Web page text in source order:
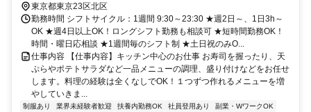
東京都東京23区北区
勤務時間 シフトサイクル：1週間 9:30～23:30 ★週2日～、1日3h～
OK ★週4日以上OK！ロングシフト勤務も相談可 ★短時間勤務OK！
時間・曜日応相談 ★1週間毎のシフト制 ★土日祝のみO...
仕事内容 【仕事内容】キッチン中心のお仕事 お寿司を握ったり、天
ぷらやポテトサラダなど一品メニューの調理、盛り付けなどをお任せ
します。料理の経験は全くなしでOK！１つずつ作れるメニューを増
やしていきま...
制服あり 業界未経験者歓迎 扶養内勤務OK 社員登用あり
副業・WワークOK